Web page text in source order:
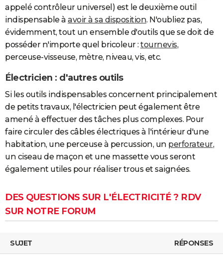
Carte de Noël
Carte Bonne année
Carte Saint-Valentin
Carte Pâques
Carte d'anniversaire
DICTIONNAIRE
Dictionnaire
Biographies
Citations
Expressions
Proverbes
PROGRAMME TV
COPAINS D'AVANT
FORUM
Bricolage
Lifestyle
Culture
Sport
Auto
Television
Voyage
Cinema
appelé contrôleur universel) est le deuxième outil
indispensable à avoir à sa disposition. N'oubliez pas,
évidemment, tout un ensemble d'outils que se doit de
posséder n'importe quel bricoleur : tournevis,
perceuse-visseuse, mètre, niveau, vis, etc.
Électricien : d'autres outils
Si les outils indispensables concernent principalement
de petits travaux, l'électricien peut également être
amené à effectuer des tâches plus complexes. Pour
faire circuler des câbles électriques à l'intérieur d'une
habitation, une perceuse à percussion, un perforateur,
un ciseau de maçon et une massette vous seront
également utiles pour réaliser trous et saignées.
DES QUESTIONS SUR L'ÉLECTRICITÉ ? RDV
SUR NOTRE FORUM
SUJET RÉPONSES